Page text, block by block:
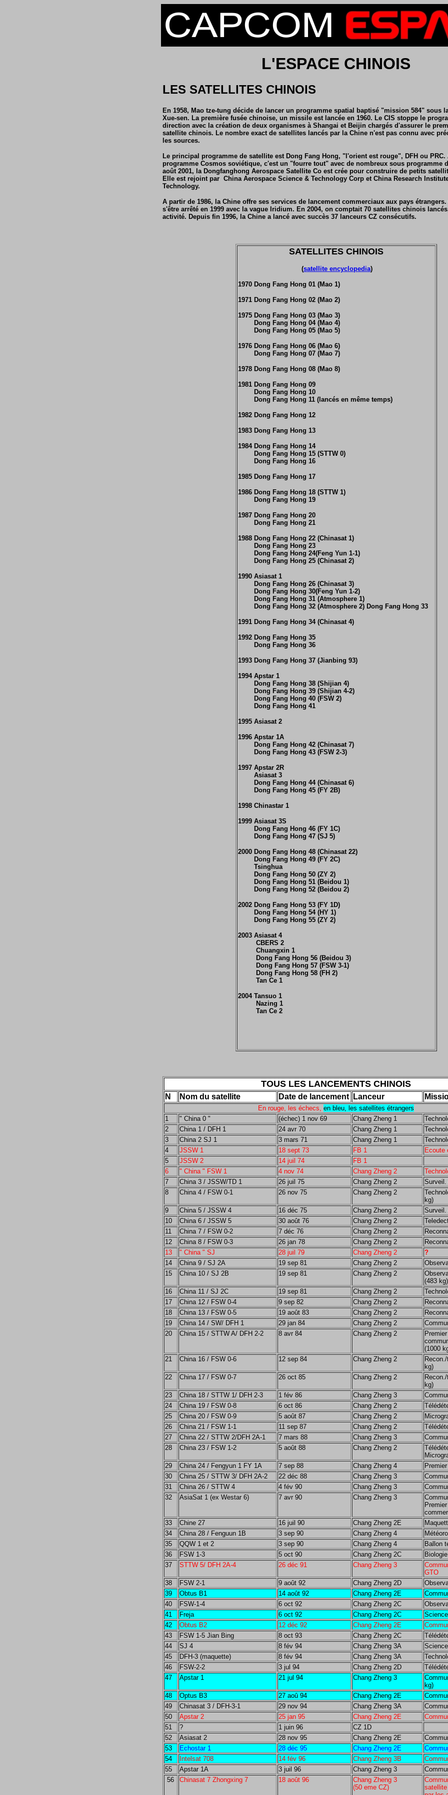
L'ESPACE CHINOIS
LES SATELLITES CHINOIS
En 1958, Mao tze-tung décide de lancer un programme spatial baptisé "mission 584" sous
Xue-sen. La première fusée chinoise, un missile est lancée en 1960. Le CIS stoppe le
direction avec la création de deux organismes à Shangai et Beijin chargés d'assurer le
satellite chinois. Le nombre exact de satellites lancés par la Chine n'est pas connu avec
les sources.
Le principal programme de satellite est Dong Fang Hong, "l'orient est rouge", DFH ou
programme Cosmos soviétique, c'est un "fourre tout" avec de nombreux sous programme
août 2001, la Dongfanghong Aerospace Satellite Co est crée pour construire de petits
Elle est rejoint par China Aerospace Science & Technology Corp et China Research
Technology.
A partir de 1986, la Chine offre ses services de lancement commerciaux aux pays
s'être arrêté en 1999 avec la vague Iridium. En 2004, on comptait 70 satellites chinois
activité. Depuis fin 1996, la Chine a lancé avec succès 37 lanceurs CZ consécutifs.
SATELLITES CHINOIS
(satellite encyclopedia)
1970 Dong Fang Hong 01 (Mao 1)
1971 Dong Fang Hong 02 (Mao 2)
1975 Dong Fang Hong 03 (Mao 3)
Dong Fang Hong 04 (Mao 4)
Dong Fang Hong 05 (Mao 5)
1976 Dong Fang Hong 06 (Mao 6)
Dong Fang Hong 07 (Mao 7)
1978 Dong Fang Hong 08 (Mao 8)
1981 Dong Fang Hong 09
Dong Fang Hong 10
Dong Fang Hong 11 (lancés en même temps)
1982 Dong Fang Hong 12
1983 Dong Fang Hong 13
1984 Dong Fang Hong 14
Dong Fang Hong 15 (STTW 0)
Dong Fang Hong 16
1985 Dong Fang Hong 17
1986 Dong Fang Hong 18 (STTW 1)
Dong Fang Hong 19
1987 Dong Fang Hong 20
Dong Fang Hong 21
1988 Dong Fang Hong 22 (Chinasat 1)
Dong Fang Hong 23
Dong Fang Hong 24(Feng Yun 1-1)
Dong Fang Hong 25 (Chinasat 2)
1990 Asiasat 1
Dong Fang Hong 26 (Chinasat 3)
Dong Fang Hong 30(Feng Yun 1-2)
Dong Fang Hong 31 (Atmosphere 1)
Dong Fang Hong 32 (Atmosphere 2) Dong Fang Hong 33
1991 Dong Fang Hong 34 (Chinasat 4)
1992 Dong Fang Hong 35
Dong Fang Hong 36
1993 Dong Fang Hong 37 (Jianbing 93)
1994 Apstar 1
Dong Fang Hong 38 (Shijian 4)
Dong Fang Hong 39 (Shijian 4-2)
Dong Fang Hong 40 (FSW 2)
Dong Fang Hong 41
1995 Asiasat 2
1996 Apstar 1A
Dong Fang Hong 42 (Chinasat 7)
Dong Fang Hong 43 (FSW 2-3)
1997 Apstar 2R
Asiasat 3
Dong Fang Hong 44 (Chinasat 6)
Dong Fang Hong 45 (FY 2B)
1998 Chinastar 1
1999 Asiasat 3S
Dong Fang Hong 46 (FY 1C)
Dong Fang Hong 47 (SJ 5)
2000 Dong Fang Hong 48 (Chinasat 22)
Dong Fang Hong 49 (FY 2C)
Tsinghua
Dong Fang Hong 50 (ZY 2)
Dong Fang Hong 51 (Beidou 1)
Dong Fang Hong 52 (Beidou 2)
2002 Dong Fang Hong 53 (FY 1D)
Dong Fang Hong 54 (HY 1)
Dong Fang Hong 55 (ZY 2)
2003 Asiasat 4
CBERS 2
Chuangxin 1
Dong Fang Hong 56 (Beidou 3)
Dong Fang Hong 57 (FSW 3-1)
Dong Fang Hong 58 (FH 2)
Tan Ce 1
2004 Tansuo 1
Nazing 1
Tan Ce 2
TOUS LES LANCEMENTS CHINOIS
N Nom du satellite Date de lancement Lanceur
En rouge, les échecs, en bleu, les satellites étrangers
1
" China 0 " (échec) 1 nov 69 Chang Zheng 1
2
China 1 / DFH 1 24 avr 70 Chang Zheng 1
3
China 2 SJ 1 3 mars 71 Chang Zheng 1
4
JSSW 1 18 sept 73 FB 1
Ecoute
5
JSSW 2 14 juil 74
FB 1
6
" China " FSW 1 4 nov 74 Chang Zheng 2
7
China 3 / JSSW/TD 1 26 juil 75 Chang Zheng 2
Surveil.
8
China 4 / FSW 0-1 26 nov 75 Chang Zheng 2
kg)
9
China 5 / JSSW 4 16 déc 75 Chang Zheng 2
Surveil.
10
China 6 / JSSW 5 30 août 76 Chang Zheng 2
11
China 7 / FSW 0-2 7 déc 76 Chang Zheng 2
12
China 8 / FSW 0-3 26 jan 78 Chang Zheng 2
13
" China " SJ 28 juil 79 Chang Zheng 2
?
14
China 9 / SJ 2A 19 sep 81 Chang Zheng 2
15
China 10 / SJ 2B 19 sep 81 Chang Zheng 2
(483 kg)
16
China 11 / SJ 2C 19 sep 81 Chang Zheng 2
17
China 12 / FSW 0-4 9 sep 82 Chang Zheng 2
18
China 13 / FSW 0-5 19 août 83 Chang Zheng 2
19
China 14 / SW/ DFH 1 29 jan 84 Chang Zheng 2
20
China 15 / STTW A/ DFH 2-2 8 avr 84 Chang Zheng 2
(1000
21
China 16 / FSW 0-6 12 sep 84 Chang Zheng 2
kg)
22
China 17 / FSW 0-7 26 oct 85 Chang Zheng 2
kg)
23
China 18 / STTW 1/ DFH 2-3 1 fév 86 Chang Zheng 3
24
China 19 / FSW 0-8 6 oct 86 Chang Zheng 2
25
China 20 / FSW 0-9 5 août 87 Chang Zheng 2
26
China 21 / FSW 1-1 11 sep 87 Chang Zheng 2
27
China 22 / STTW 2/DFH 2A-1 7 mars 88 Chang Zheng 3
28
China 23 / FSW 1-2 5 août 88 Chang Zheng 2
29
China 24 / Fengyun 1 FY 1A 7 sep 88 Chang Zheng 4
30
China 25 / STTW 3/ DFH 2A-2 22 déc 88 Chang Zheng 3
31
China 26 / STTW 4 4 fév 90 Chang Zheng 3
32
AsiaSat 1 (ex Westar 6) 7 avr 90 Chang Zheng 3
33
Chine 27 16 juil 90 Chang Zheng 2E
34
China 28 / Fenguun 1B 3 sep 90 Chang Zheng 4
35
QQW 1 et 2 3 sep 90 Chang Zheng 4
Ballon
36
FSW 1-3 5 oct 90 Chang Zheng 2C
Biologie
37
STTW 5/ DFH 2A-4 26 déc 91 Chang Zheng 3
GTO
38
FSW 2-1 9 août 92 Chang Zheng 2D
39
Obtus B1 14 août 92 Chang Zheng 2E
40
FSW-1-4 6 oct 92 Chang Zheng 2C
41
Freja 6 oct 92 Chang Zheng 2C
42
Obtus B2 12 déc 92 Chang Zheng 2E
43
FSW 1-5 Jian Bing 8 oct 93 Chang Zheng 2C
44
SJ 4 8 fév 94 Chang Zheng 3A
Science
45
DFH-3 (maquette) 8 fév 94 Chang Zheng 3A
46
FSW-2-2 3 jul 94 Chang Zheng 2D
47
Apstar 1 21 jul 94 Chang Zheng 3
kg)
48
Optus B3 27 aoû 94 Chang Zheng 2E
49
Chinasat 3 / DFH-3-1 29 nov 94 Chang Zheng 3A
50
Apstar 2 25 jan 95 Chang Zheng 2E
51
? 1 juin 96
CZ 1D
52
Asiasat 2 28 nov 95 Chang Zheng 2E
53
Echostar 1 28 déc 95 Chang Zheng 2E
54
Intelsat 708 14 fév 96 Chang Zheng 3B
55
Apstar 1A 3 juil 96 Chang Zheng 3
56
Chinasat 7 Zhongxing 7 18 août 96
Chang Zheng 3
(50 eme CZ)